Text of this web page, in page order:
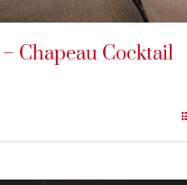
Chapeau Cocktail